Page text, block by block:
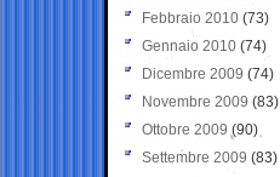
Febbraio 2010 (73)
Gennaio 2010 (74)
Dicembre 2009 (74)
Novembre 2009 (83)
Ottobre 2009 (90)
Settembre 2009 (83)